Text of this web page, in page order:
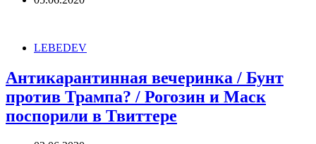
LEBEDEV
Антикарантинная вечеринка / Бунт
против Трампа? / Рогозин и Маск
поспорили в Твиттере